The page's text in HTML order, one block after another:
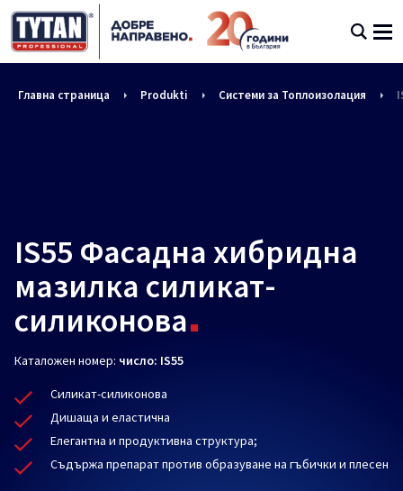
Главна страница Produkti Системи за Топлоизолация
IS55 Фасадна хибридна
мазилка силикат-
силиконова
Каталожен номер: число: IS55
Силикат-силиконова
Дишаща и еластична
Елегантна и продуктивна структура;
Съдържа препарат против образуване на гъбички и плесен